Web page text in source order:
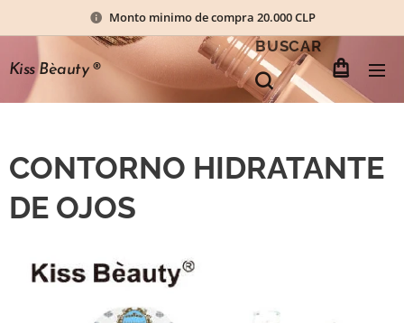
Monto minimo de compra 20.000 CLP
Kiss Bèauty®
BUSCAR
CONTORNO HIDRATANTE
DE OJOS